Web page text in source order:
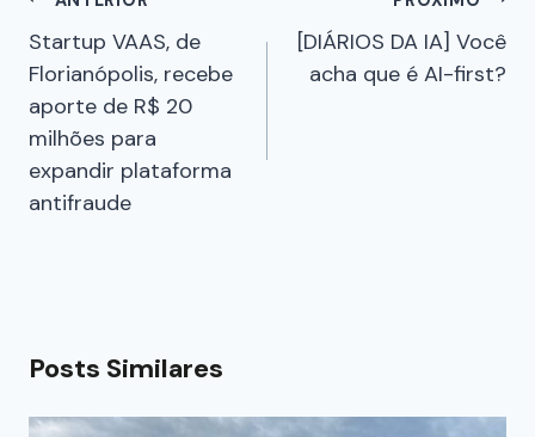
Startup VAAS, de
Florianópolis, recebe
aporte de R$ 20
milhões para
expandir plataforma
antifraude
[DIÁRIOS DA IA] Você
acha que é AI-first?
Posts Similares